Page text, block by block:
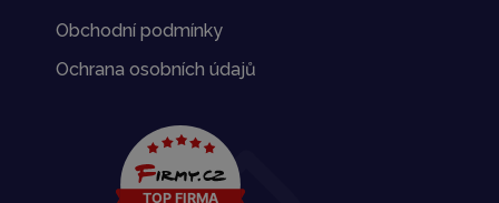
Obchodní podmínky
Ochrana osobních údajů